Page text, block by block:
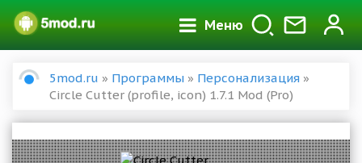
Меню
5mod.ru » Программы » Персонализация »
Circle Cutter (profile, icon) 1.7.1 Mod (Pro)